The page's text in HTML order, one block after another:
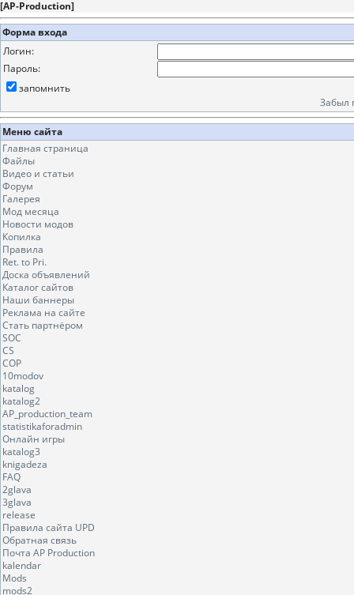
[AP-Production]
Форма входа
Логин:
Пароль:
запомнить
Забыл
Меню сайта
Главная страница
Файлы
Видео и статьи
Форум
Галерея
Мод месяца
Новости модов
Копилка
Правила
Ret. to Pri.
Доска объявлений
Каталог сайтов
Наши баннеры
Реклама на сайте
Стать партнёром
SOC
CS
COP
10modov
katalog
katalog2
AP_production_team
statistikaforadmin
Онлайн игры
katalog3
knigadeza
FAQ
2glava
3glava
release
Правила сайта UPD
Обратная связь
Почта AP Production
kalendar
Mods
mods2